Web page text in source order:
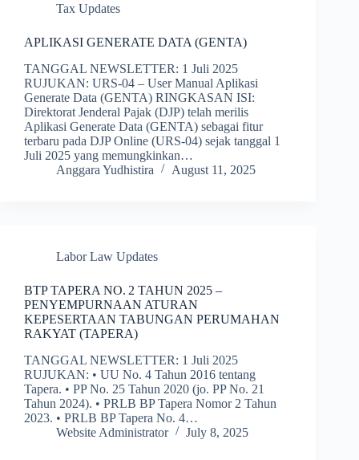
Tax Updates
APLIKASI GENERATE DATA (GENTA)
TANGGAL NEWSLETTER: 1 Juli 2025
RUJUKAN: URS-04 – User Manual Aplikasi
Generate Data (GENTA) RINGKASAN ISI:
Direktorat Jenderal Pajak (DJP) telah merilis
Aplikasi Generate Data (GENTA) sebagai fitur
terbaru pada DJP Online (URS-04) sejak tanggal 1
Juli 2025 yang memungkinkan…
Anggara Yudhistira
August 11, 2025
Labor Law Updates
BTP TAPERA NO. 2 TAHUN 2025 –
PENYEMPURNAAN ATURAN
KEPESERTAAN TABUNGAN PERUMAHAN
RAKYAT (TAPERA)
TANGGAL NEWSLETTER: 1 Juli 2025
RUJUKAN: • UU No. 4 Tahun 2016 tentang
Tapera. • PP No. 25 Tahun 2020 (jo. PP No. 21
Tahun 2024). • PRLB BP Tapera Nomor 2 Tahun
2023. • PRLB BP Tapera No. 4…
Website Administrator
July 8, 2025